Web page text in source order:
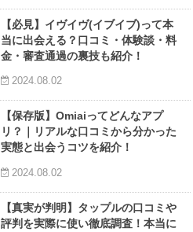
【必見】イヴイヴ(イブイブ)って本
当に出会える？口コミ・体験談・料
金・審査通過の裏技も紹介！
2024.08.02
【保存版】Omiaiってどんなアプ
リ？｜リアルな口コミから分かった
実態と出会うコツを紹介！
2024.08.02
【真実が判明】タップルの口コミや
評判を実際に使い徹底調査！本当に